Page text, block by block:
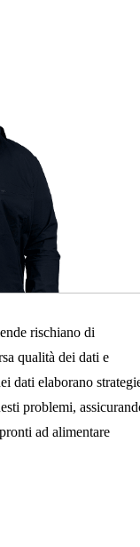
e mantenere
rischiano di
qualità dei dati e
dati elaborano
problemi,
ad alimentare